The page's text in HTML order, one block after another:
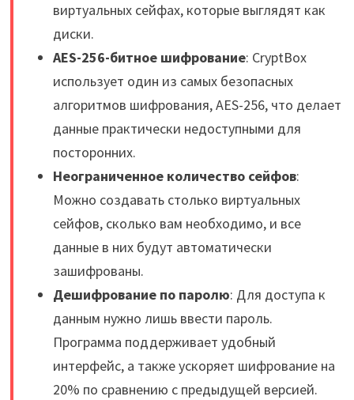
виртуальных сейфах, которые выглядят как
диски.
AES-256-битное шифрование: CryptBox
использует один из самых безопасных
алгоритмов шифрования, AES-256, что делает
данные практически недоступными для
посторонних.
Неограниченное количество сейфов:
Можно создавать столько виртуальных
сейфов, сколько вам необходимо, и все
данные в них будут автоматически
зашифрованы.
Дешифрование по паролю: Для доступа к
данным нужно лишь ввести пароль.
Программа поддерживает удобный
интерфейс, а также ускоряет шифрование на
20% по сравнению с предыдущей версией.